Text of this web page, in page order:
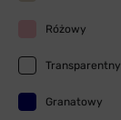
Różowy
Transparentny
Granatowy